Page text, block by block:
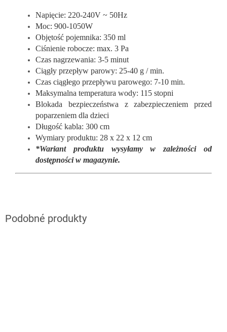
Napięcie: 220-240V ~ 50Hz
Moc: 900-1050W
Objętość pojemnika: 350 ml
Ciśnienie robocze: max. 3 Pa
Czas nagrzewania: 3-5 minut
Ciągły przepływ parowy: 25-40 g / min.
Czas ciągłego przepływu parowego: 7-10 min.
Maksymalna temperatura wody: 115 stopni
Blokada bezpieczeństwa z zabezpieczeniem przed
poparzeniem dla dzieci
Długość kabla: 300 cm
Wymiary produktu: 28 x 22 x 12 cm
*Wariant produktu wysyłamy w zależności od
dostępności w magazynie.